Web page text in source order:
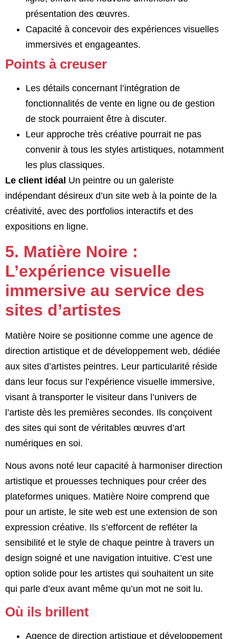
présentation des œuvres.
Capacité à concevoir des expériences visuelles
immersives et engageantes.
Points à creuser
Les détails concernant l’intégration de
fonctionnalités de vente en ligne ou de gestion
de stock pourraient être à discuter.
Leur approche très créative pourrait ne pas
convenir à tous les styles artistiques, notamment
les plus classiques.
Le client idéal Un peintre ou un galeriste
indépendant désireux d’un site web à la pointe de la
créativité, avec des portfolios interactifs et des
expositions en ligne.
5. Matière Noire :
L’expérience visuelle
immersive au service des
sites d’artistes
Matière Noire se positionne comme une agence de
direction artistique et de développement web, dédiée
aux sites d’artistes peintres. Leur particularité réside
dans leur focus sur l’expérience visuelle immersive,
visant à transporter le visiteur dans l’univers de
l’artiste dès les premières secondes. Ils conçoivent
des sites qui sont de véritables œuvres d’art
numériques en soi.
Nous avons noté leur capacité à harmoniser direction
artistique et prouesses techniques pour créer des
plateformes uniques. Matière Noire comprend que
pour un artiste, le site web est une extension de son
expression créative. Ils s’efforcent de refléter la
sensibilité et le style de chaque peintre à travers un
design soigné et une navigation intuitive. C’est une
option solide pour les artistes qui souhaitent un site
qui parle d’eux avant même qu’un mot ne soit lu.
Où ils brillent
Agence de direction artistique et développement